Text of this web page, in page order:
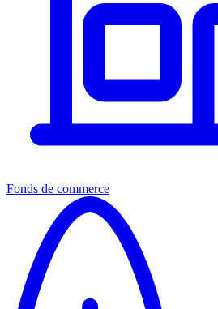
Fonds de commerce